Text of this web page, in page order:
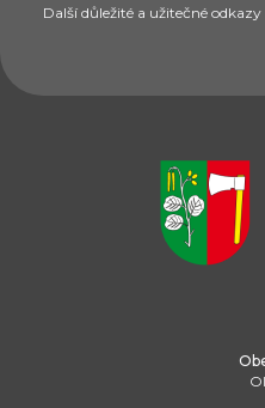
Další důležité a užitečné odkazy